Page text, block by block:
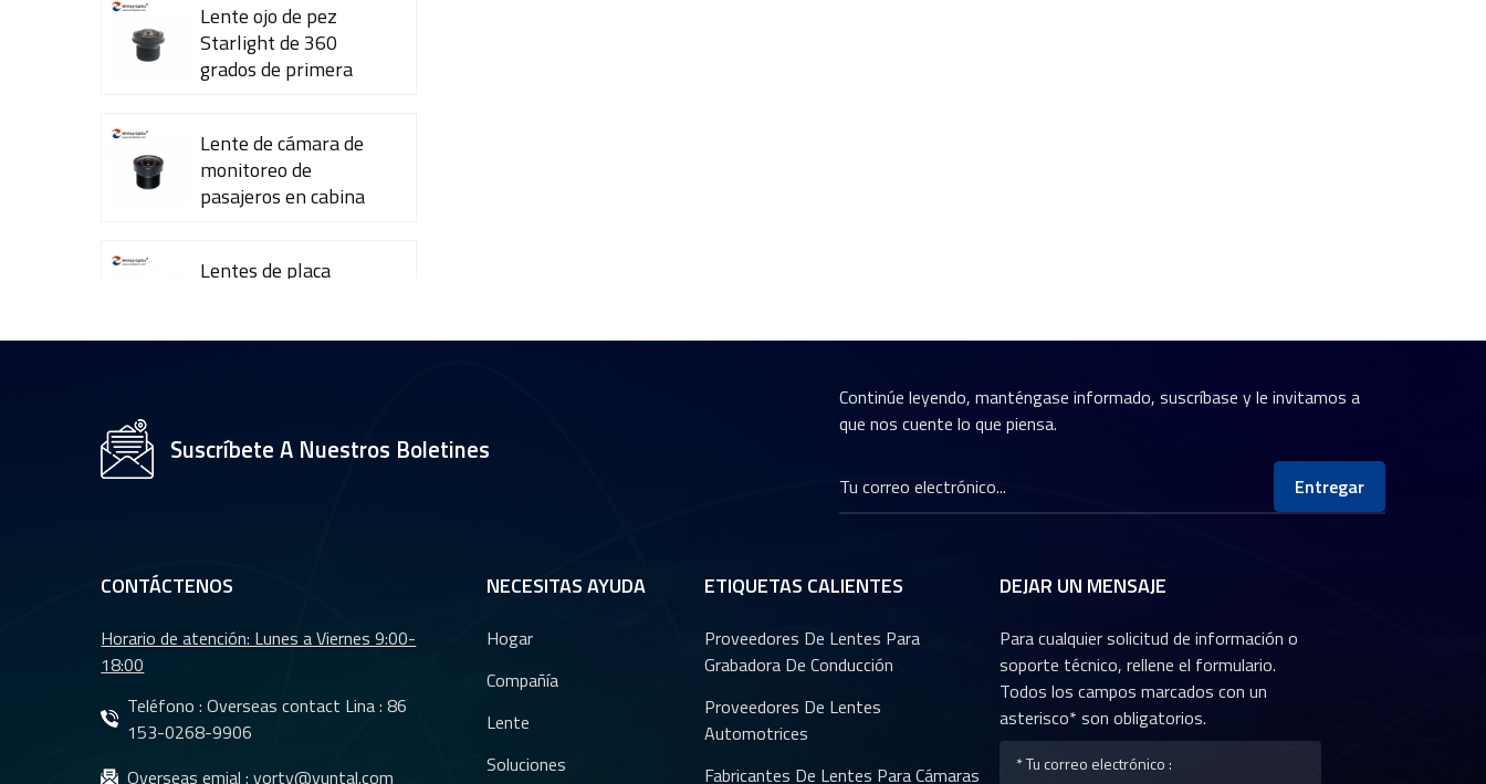
Lente ojo de pez
Starlight de 360 ​​
grados de primera
Lente de cámara de
monitoreo de
pasajeros en cabina
Lentes de placa
1/2,7" YT-4983P-A2
resolución 4K YT-
con visión nocturna
YT-7610-C1
Lentes DMS Lentes
de cámara de
monitoreo de
Lentes CMS
Suscríbete A Nuestros Boletines
Continúe leyendo, manténgase informado, suscríbase y le invitamos a
que nos cuente lo que piensa.
Entregar
CONTÁCTENOS
Horario de atención: Lunes a Viernes 9:00-
18:00
Teléfono : Overseas contact Lina :86
153-0268-9906
Overseas emial :yorty@yuntal.com
NECESITAS AYUDA
Hogar
Compañía
Lente
Soluciones
ETIQUETAS CALIENTES
Proveedores De Lentes Para
Grabadora De Conducción
Proveedores De Lentes
Automotrices
Fabricantes De Lentes Para Cámaras
DEJAR UN MENSAJE
Para cualquier solicitud de información o
soporte técnico, rellene el formulario.
Todos los campos marcados con un
asterisco* son obligatorios.